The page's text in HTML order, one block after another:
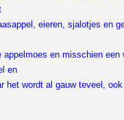
eieren, sjalotjes en
appelmoes en misschien een
en
het wordt al gauw teveel,